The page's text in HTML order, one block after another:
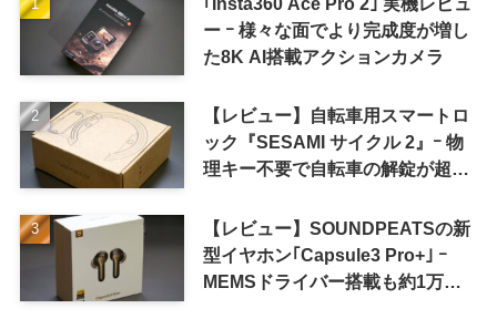
ー ｰ 様々な面でより完成度が増し
た8K AI搭載アクションカメラ
【レビュー】自転車用スマートロ
ック『SESAMI サイクル 2』ｰ 物
理キー不要で自転車の解錠が超簡
【レビュー】SOUNDPEATSの新
型イヤホン｢Capsule3 Pro+｣ ｰ
MEMSドライバー搭載も約1万円